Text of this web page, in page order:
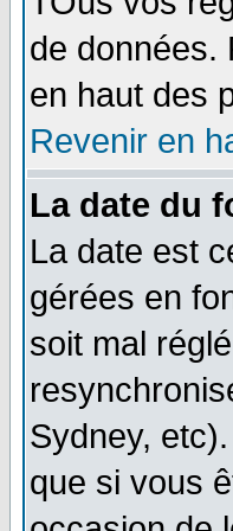
de données.
en haut des
Revenir en
La date du
La date est
gérées en
soit mal
Sydney,
que si vous